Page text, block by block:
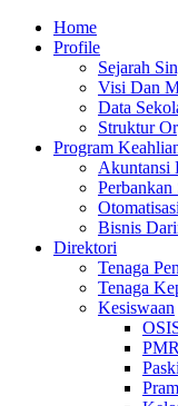
Skip
Primary
Menu
Home
Profile
Sejarah
Visi Dan
Data
Struktur
Program
Akuntansi
Perbankan
Bisnis
Direktori
Tenaga
Tenaga
Kesiswaan
PMR